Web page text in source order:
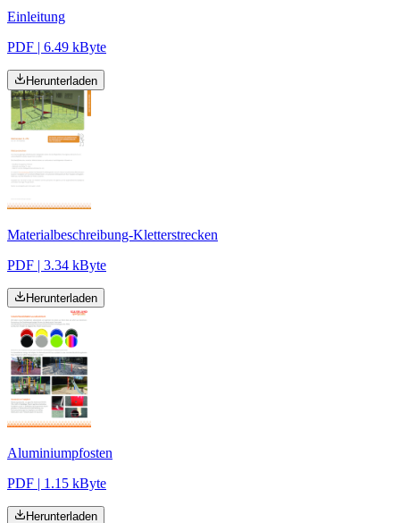
Einleitung
PDF | 6.49 kByte
Herunterladen
Materialbeschreibung-Kletterstrecken
PDF | 3.34 kByte
Herunterladen
Aluminiumpfosten
PDF | 1.15 kByte
Herunterladen